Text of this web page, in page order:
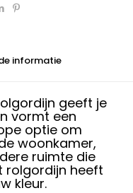
informatie
rolgordijn geeft je
vormt een
optie om
woonkamer,
ruimte die
rolgordijn heeft
kleur.